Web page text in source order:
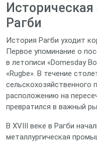
Рагби
История Рагби уходит
Первое упоминание о
в летописи «Domesday
«Rugbe». В течение
сельскохозяйственного
расположению на
превратился в важный
В XVIII веке в Рагби
металлургическая